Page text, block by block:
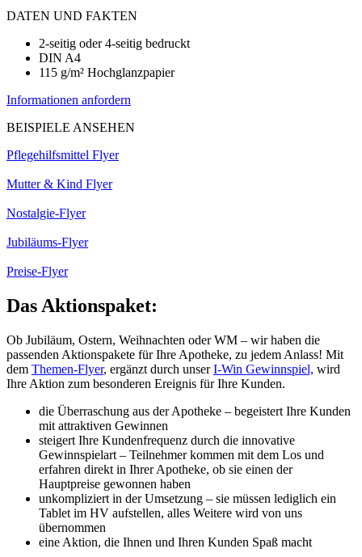
DATEN UND FAKTEN
2-seitig oder 4-seitig bedruckt
DIN A4
115 g/m² Hochglanzpapier
Informationen anfordern
BEISPIELE ANSEHEN
Pflegehilfsmittel Flyer
Mutter & Kind Flyer
Nostalgie-Flyer
Jubiläums-Flyer
Preise-Flyer
Das Aktionspaket:
Ob Jubiläum, Ostern, Weihnachten oder WM – wir haben die
passenden Aktionspakete für Ihre Apotheke, zu jedem Anlass! Mit
dem Themen-Flyer, ergänzt durch unserI-Win Gewinnspiel, wird
Ihre Aktion zum besonderen Ereignis für Ihre Kunden.
die Überraschung aus der Apotheke – begeistert Ihre Kunden
mit attraktiven Gewinnen
steigert Ihre Kundenfrequenz durch die innovative
Gewinnspielart – Teilnehmer kommen mit dem Los und
erfahren direkt in Ihrer Apotheke, ob sie einen der
Hauptpreise gewonnen haben
unkompliziert in der Umsetzung – sie müssen lediglich ein
Tablet im HV aufstellen, alles Weitere wird von uns
übernommen
eine Aktion, die Ihnen und Ihren Kunden Spaß macht